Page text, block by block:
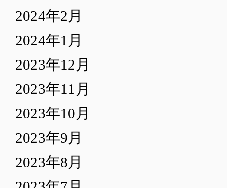
2024年2月
2024年1月
2023年12月
2023年11月
2023年10月
2023年9月
2023年8月